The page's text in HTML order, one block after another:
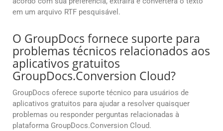
em um arquivo RTF pesquisável.
O GroupDocs fornece suporte para
problemas técnicos relacionados aos
aplicativos gratuitos
GroupDocs.Conversion Cloud?
GroupDocs oferece suporte técnico para usuários de
aplicativos gratuitos para ajudar a resolver quaisquer
problemas ou responder perguntas relacionadas à
plataforma GroupDocs.Conversion Cloud.